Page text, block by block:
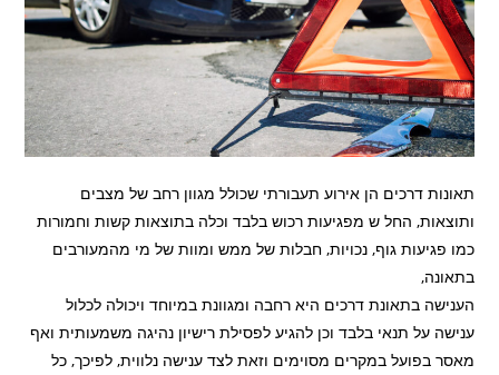
תאונות דרכים הן אירוע תעבורתי שכולל מגוון רחב של מצבים
ותוצאות, החל ש מפגיעות רכוש בלבד וכלה בתוצאות קשות וחמורות
כמו פגיעות גוף, נכויות, חבלות של ממש ומוות של מי מהמעורבים
בתאונה,
הענישה בתאונת דרכים היא רחבה ומגוונת במיוחד ויכולה לכלול
ענישה על תנאי בלבד וכן להגיע לפסילת רישיון נהיגה משמעותית ואף
מאסר בפועל במקרים מסוימים וזאת לצד ענישה נלווית, לפיכך, כל